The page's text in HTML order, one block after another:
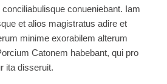
conueniebant. Iam
et alios magistratus adire et
minime exorabilem alterum
Catonem habebant, qui pro
ita disseruit.